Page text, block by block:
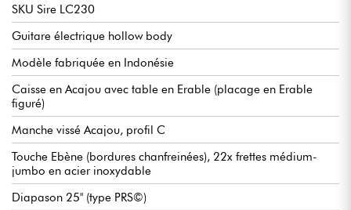
SKU Sire LC230
Guitare électrique hollow body
Modèle fabriquée en Indonésie
Caisse en Acajou avec table en Erable (placage en Erable
figuré)
Manche vissé Acajou, profil C
Touche Ebène (bordures chanfreinées), 22x frettes médium-
jumbo en acier inoxydable
Diapason 25" (type PRS©)